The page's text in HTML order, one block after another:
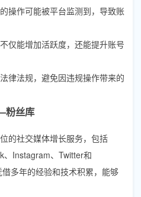
操作可能被平台监测到，导致账
仅能增加活跃度，还能提升账号
律法规，避免因违规操作带来的
粉丝库
的社交媒体增长服务，包括
、Instagram、Twitter和
多年的经验和技术积累，能够